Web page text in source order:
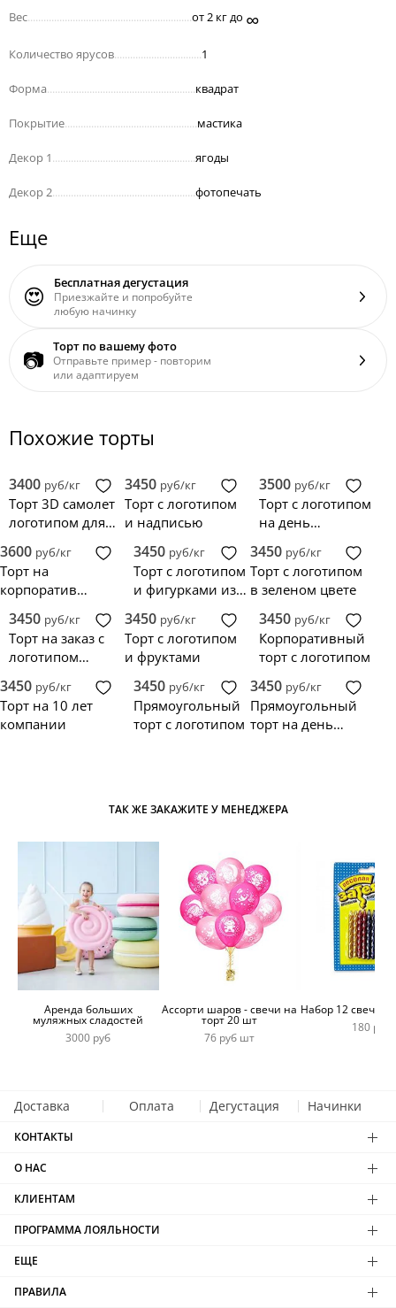
Вес от 2 кг до ∞
Количество ярусов 1
Форма квадрат
Покрытие мастика
Декор 1 ягоды
Декор 2 фотопечать
Еще
😍 Бесплатная дегустация
Приезжайте и попробуйте
любую начинку
📷 Торт по вашему фото
Отправьте пример - повторим
или адаптируем
Похожие торты
3400 руб/кг
Торт 3D самолет
логотипом для
3450 руб/кг
Торт с логотипом
и надписью
3500 руб/кг
Торт с логотипом
на день
компании
3600 руб/кг
Торт на
корпоратив
логотипом
3450 руб/кг
Торт с логотипом
и фигурками из
3450 руб/кг
Торт с логотипом
в зеленом цвете
3450 руб/кг
Торт на заказ с
логотипом
3450 руб/кг
Торт с логотипом
и фруктами
3450 руб/кг
Корпоративный
торт с логотипом
3450 руб/кг
Торт на 10 лет
компании
3450 руб/кг
Прямоугольный
торт с логотипом
3450 руб/кг
Прямоугольный
торт на день
ТАК ЖЕ ЗАКАЖИТЕ У МЕНЕДЖЕРА
Аренда больших
муляжных сладостей
3000 руб
Ассорти шаров - свечи на
торт 20 шт
76 руб шт
Набор 12 свечей
180 руб
Доставка Оплата Дегустация Начинки
КОНТАКТЫ
О НАС
КЛИЕНТАМ
ПРОГРАММА ЛОЯЛЬНОСТИ
ЕЩЕ
ПРАВИЛА